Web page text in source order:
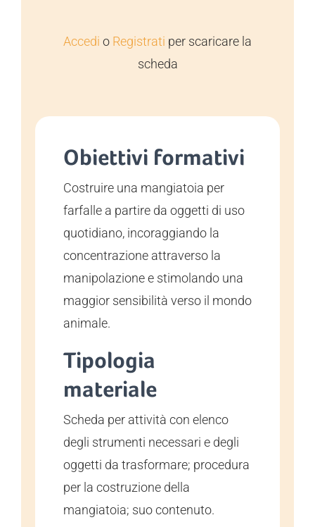
Accedi o Registrati per scaricare la
scheda
Obiettivi formativi
Costruire una mangiatoia per
farfalle a partire da oggetti di uso
quotidiano, incoraggiando la
concentrazione attraverso la
manipolazione e stimolando una
maggior sensibilità verso il mondo
animale.
Tipologia
materiale
Scheda per attività con elenco
degli strumenti necessari e degli
oggetti da trasformare; procedura
per la costruzione della
mangiatoia; suo contenuto.